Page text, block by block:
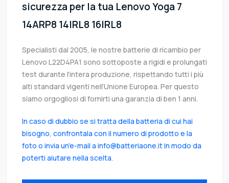
sicurezza per la tua Lenovo Yoga 7
14ARP8 14IRL8 16IRL8
Specialisti dal 2005, le nostre batterie di ricambio per
Lenovo L22D4PA1 sono sottoposte a rigidi e prolungati
test durante l’intera produzione, rispettando tutti i più
alti standard vigenti nell’Unione Europea. Per questo
siamo orgogliosi di fornirti una garanzia di ben 1 anni.
In caso di dubbio se si tratta della batteria di cui hai
bisogno, confrontala con il numero di prodotto e la
foto o invia un'e-mail a info@batteriaone.it in modo da
poterti aiutare nella scelta.